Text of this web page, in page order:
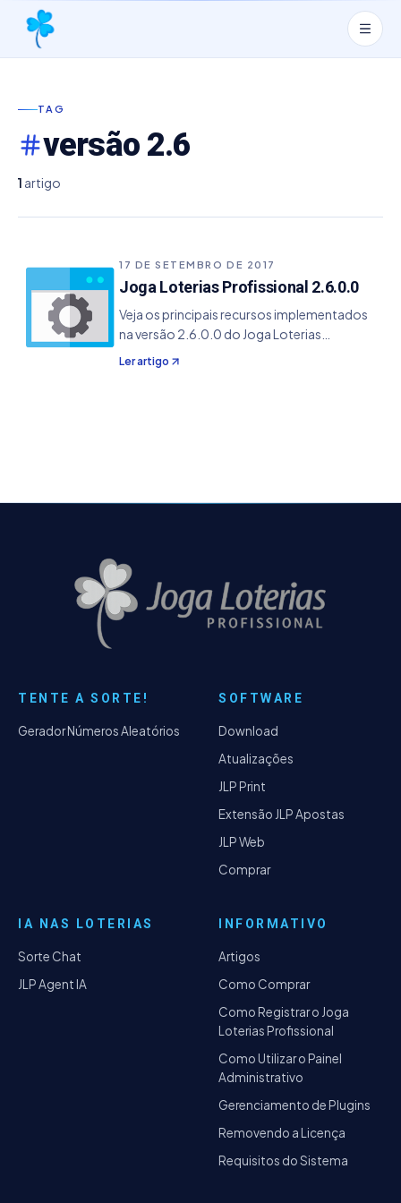
TAG
versão 2.6
1 artigo
17 DE SETEMBRO DE 2017
Joga Loterias Profissional 2.6.0.0
Veja os principais recursos implementados
na versão 2.6.0.0 do Joga Loterias
Profissional. - Modelo de licenciamento
modificado para assinatura no modo anual,
Resolvido o problema da Matriz La Jolla que
não carregava as matrizes, criando uma API
própria.
Ler artigo
TENTE A SORTE!
Gerador Números Aleatórios
SOFTWARE
Download
Atualizações
JLP Print
Extensão JLP Apostas
JLP Web
Comprar
IA NAS LOTERIAS
Sorte Chat
JLP Agent IA
INFORMATIVO
Artigos
Como Comprar
Como Registrar o Joga
Loterias Profissional
Como Utilizar o Painel
Administrativo
Gerenciamento de Plugins
Removendo a Licença
Requisitos do Sistema